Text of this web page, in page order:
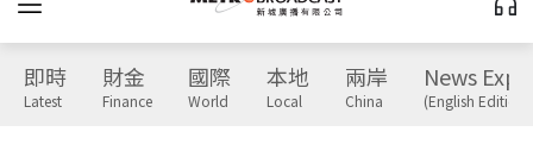
即時
Latest
財金
Finance
國際
World
本地
Local
兩岸
China
News
(English Edition)